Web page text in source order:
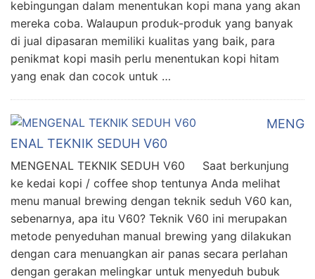
kebingungan dalam menentukan kopi mana yang akan
mereka coba. Walaupun produk-produk yang banyak
di jual dipasaran memiliki kualitas yang baik, para
penikmat kopi masih perlu menentukan kopi hitam
yang enak dan cocok untuk …
MENG
ENAL TEKNIK SEDUH V60
MENGENAL TEKNIK SEDUH V60 Saat berkunjung
ke kedai kopi / coffee shop tentunya Anda melihat
menu manual brewing dengan teknik seduh V60 kan,
sebenarnya, apa itu V60? Teknik V60 ini merupakan
metode penyeduhan manual brewing yang dilakukan
dengan cara menuangkan air panas secara perlahan
dengan gerakan melingkar untuk menyeduh bubuk